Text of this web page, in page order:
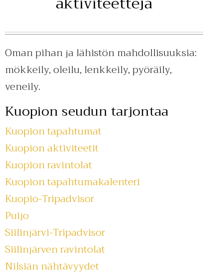
Oman pihan ja lähistön mahdollisuuksia:
mökkeily, oleilu, lenkkeily, pyöräily,
veneily.
Kuopion seudun tarjontaa
Kuopion tapahtumat
Kuopion aktiviteetit
Kuopion ravintolat
Kuopion tapahtumakalenteri
Kuopio-Tripadvisor
Puijo
Siilinjärvi-Tripadvisor
Siilinjärven ravintolat
Nilsiän nähtävyydet